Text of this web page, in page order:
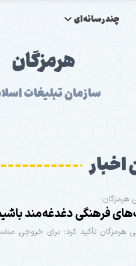
چندرسانه‌ای
هرمزگان
سازمان تبلیغات
اخبار
هرمزگان:
فرهنگی دغدغه‌مند
هرمزگان تأکید کرد: برای خروجی